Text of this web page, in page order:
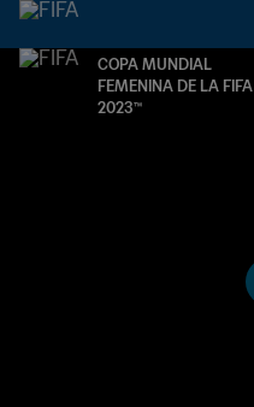
COPA MUNDIAL
FEMENINA DE LA FIFA
2023™